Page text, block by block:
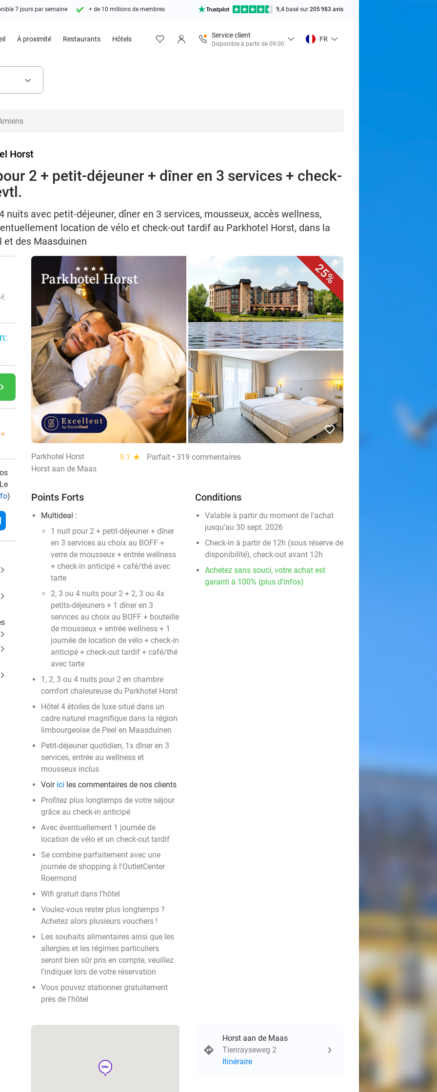
7 jours par semaine + de 10 millions de membres 9,4 basé sur 205 983 avis
À proximité Restaurants Hôtels
Service client
Disponible à partir de 09:00
FR
keyboard_arrow_down
Horst
2 + petit-déjeuner + dîner en 3 services + check-
nuits avec petit-déjeuner, dîner en 3 services, mousseux, accès wellness,
location de vélo et check-out tardif au Parkhotel Horst, dans la
et des Maasduinen
navigate_next
)
keyboard_arrow_right
keyboard_arrow_right
keyboard_arrow_right
keyboard_arrow_right
keyboard_arrow_right
25%
favorite_border
Parkhotel Horst 9.1 star
Parfait • 319 commentaires
Horst aan de Maas
Points Forts
Multideal :
1 nuit pour 2 + petit-déjeuner + dîner
en 3 services au choix au BOFF +
verre de mousseux + entrée wellness
+ check-in anticipé + café/thé avec
tarte
2, 3 ou 4 nuits pour 2 + 2, 3 ou 4x
petits-déjeuners + 1 dîner en 3
services au choix au BOFF + bouteille
de mousseux + entrée wellness + 1
journée de location de vélo + check-in
anticipé + check-out tardif + café/thé
avec tarte
1, 2, 3 ou 4 nuits pour 2 en chambre
comfort chaleureuse du Parkhotel Horst
Hôtel 4 étoiles de luxe situé dans un
cadre naturel magnifique dans la région
limbourgeoise de Peel en Maasduinen
Petit-déjeuner quotidien, 1x dîner en 3
services, entrée au wellness et
mousseux inclus
Voir ici les commentaires de nos clients
Profitez plus longtemps de votre séjour
grâce au check-in anticipé
Avec éventuellement 1 journée de
location de vélo et un check-out tardif
Se combine parfaitement avec une
journée de shopping à l'OutletCenter
Roermond
Wifi gratuit dans l'hôtel
Voulez-vous rester plus longtemps ?
Achetez alors plusieurs vouchers !
Les souhaits alimentaires ainsi que les
allergies et les régimes particuliers
seront bien sûr pris en compte, veuillez
l'indiquer lors de votre réservation
Vous pouvez stationner gratuitement
près de l'hôtel
Conditions
Valable à partir du moment de l'achat
jusqu'au 30 sept. 2026
Check-in à partir de 12h (sous réserve de
disponibilité), check-out avant 12h
Achetez sans souci, votre achat est
garanti à 100% (plus d'infos)
hotel
Horst aan de Maas
Tienrayseweg 2
Itinéraire